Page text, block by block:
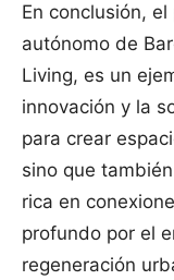
En conclusión,
autónomo de
Living, es un
innovación y la
para crear
sino que
rica en
profundo por el
regeneración